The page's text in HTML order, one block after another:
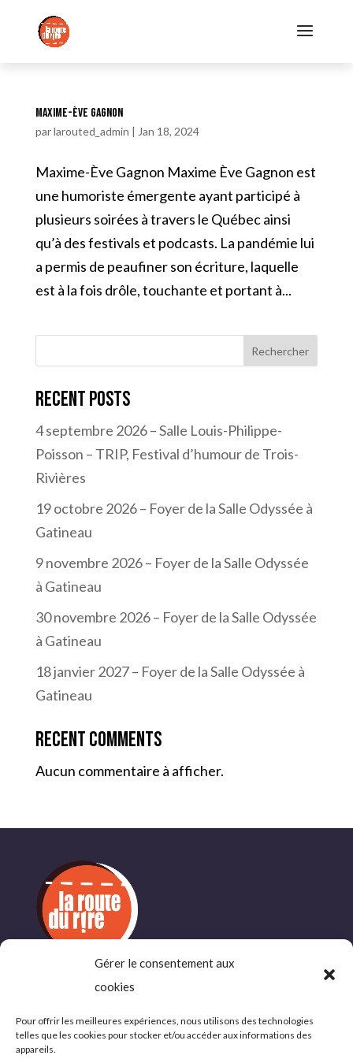
Gérer le consentement aux
cookies
Pour offrir les meilleures expériences, nous utilisons des technologies
telles que les cookies pour stocker et/ou accéder aux informations des
appareils.
Maxime-Ève Gagnon
parlarouted_admin | Jan 18, 2024
Maxime-Ève Gagnon Maxime Ève Gagnon est
une humoriste émergente ayant participé à
plusieurs soirées à travers le Québec ainsi
qu’à des festivals et podcasts. La pandémie lui
a permis de peaufiner son écriture, laquelle
est à la fois drôle, touchante et portant à...
Rechercher
Recent Posts
4 septembre 2026 – Salle Louis-Philippe-
Poisson – TRIP, Festival d’humour de Trois-
Rivières
19 octobre 2026 – Foyer de la Salle Odyssée à
Gatineau
9 novembre 2026 – Foyer de la Salle Odyssée
à Gatineau
30 novembre 2026 – Foyer de la Salle Odyssée
à Gatineau
18 janvier 2027 – Foyer de la Salle Odyssée à
Gatineau
Recent Comments
Aucun commentaire à afficher.
INFORMATIONS
COMPLÉMENTAIRES
Politique de confidentialité